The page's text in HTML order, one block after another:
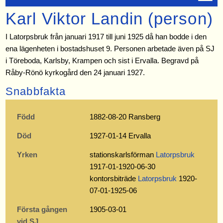
Karl Viktor Landin (person)
I Latorpsbruk från januari 1917 till juni 1925 då han bodde i den
ena lägenheten i bostadshuset 9. Personen arbetade även på SJ
i Töreboda, Karlsby, Krampen och sist i Ervalla. Begravd på
Råby-Rönö kyrkogård den 24 januari 1927.
Snabbfakta
Född 1882-08-20 Ransberg
Död 1927-01-14 Ervalla
Yrken stationskarlsförman Latorpsbruk
1917-01-1920-06-30
kontorsbiträde Latorpsbruk 1920-
07-01-1925-06
Första gången
vid SJ
1905-03-01